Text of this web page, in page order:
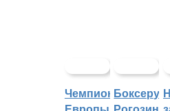
ЧемпионатБоксеру